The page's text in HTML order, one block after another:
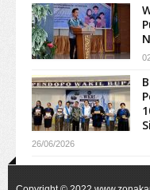
26/06/2026